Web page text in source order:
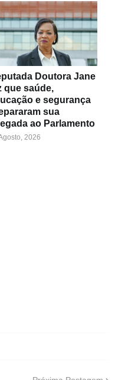
Doutora Jane
que saúde,
e segurança
sua
ao Parlamento
2026